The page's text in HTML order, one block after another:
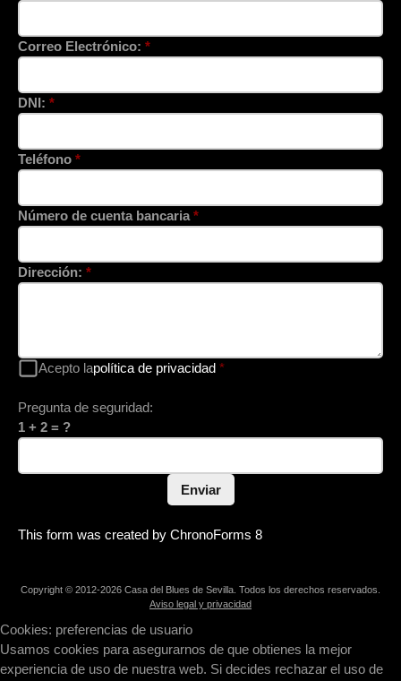
Correo Electrónico: *
DNI: *
Teléfono *
Número de cuenta bancaria *
Dirección: *
Acepto lapolítica de privacidad*
Pregunta de seguridad:
1 + 2 = ?
Enviar
This form was created by ChronoForms 8
Copyright © 2012-2026 Casa del Blues de Sevilla. Todos los derechos reservados.
Aviso legal y privacidad
Cookies: preferencias de usuario
Usamos cookies para asegurarnos de que obtienes la mejor
experiencia de uso de nuestra web. Si decides rechazar el uso de